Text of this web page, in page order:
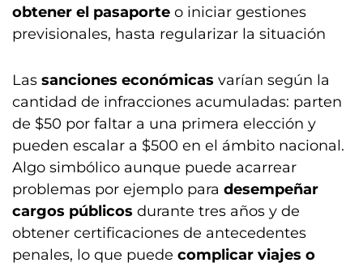
obtener el pasaporte o iniciar gestiones
previsionales, hasta regularizar la situación
Las sanciones económicas varían según la
cantidad de infracciones acumuladas: parten
de $50 por faltar a una primera elección y
pueden escalar a $500 en el ámbito nacional.
Algo simbólico aunque puede acarrear
problemas por ejemplo para desempeñar
cargos públicos durante tres años y de
obtener certificaciones de antecedentes
penales, lo que puede complicar viajes o